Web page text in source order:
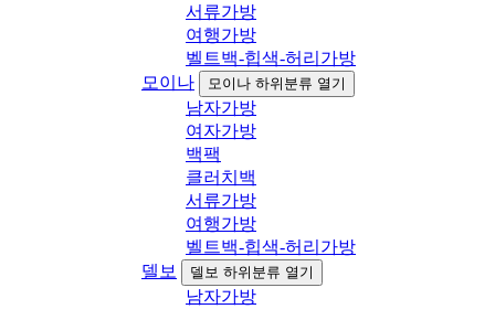
서류가방
여행가방
벨트백-힙색-허리가방
모이나
모이나 하위분류 열기
남자가방
여자가방
백팩
클러치백
서류가방
여행가방
벨트백-힙색-허리가방
델보
델보 하위분류 열기
남자가방